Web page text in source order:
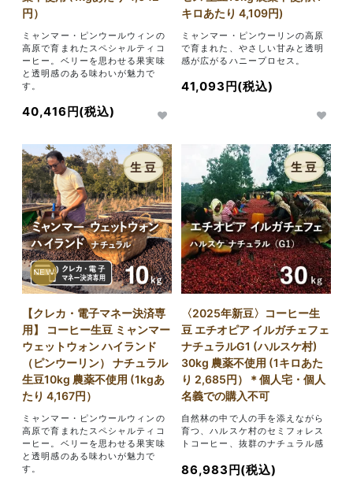
円）
ミャンマー・ピンウールウィンの
高原で育まれたスペシャルティコ
ーヒー。ベリーを思わせる果実味
と透明感のある味わいが魅力で
す。
40,416円(税込)
キロあたり 4,109円)
ミャンマー・ピンウーリンの高原
で育まれた、やさしい甘みと透明
感が広がるハニープロセス。
41,093円(税込)
NEW
【クレカ・電子マネー決済専
用】 コーヒー生豆 ミャンマー
ウェットウォン ハイランド
（ピンウーリン） ナチュラル
生豆10kg 農薬不使用 (1kgあ
たり 4,167円）
ミャンマー・ピンウールウィンの
高原で育まれたスペシャルティコ
ーヒー。ベリーを思わせる果実味
と透明感のある味わいが魅力で
す。
〈2025年新豆〉コーヒー生
豆 エチオピア イルガチェフェ
ナチュラルG1 (ハルスケ村)
30kg 農薬不使用 (1キロあた
り 2,685円）＊個人宅・個人
名義での購入不可
自然林の中で人の手を添えながら
育つ、ハルスケ村のセミフォレス
トコーヒー、抜群のナチュラル感
86,983円(税込)